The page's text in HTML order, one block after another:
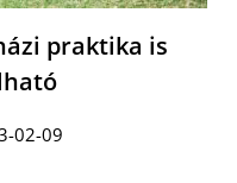
praktika is
02-09